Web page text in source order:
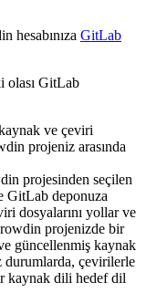
hesabınıza GitLab
olası GitLab
ve çeviri
projeniz arasında
projesinden seçilen
GitLab deponuza
dosyalarını yollar ve
projenizde bir
güncellenmiş kaynak
durumlarda, çevirilerle
kaynak dili hedef dil